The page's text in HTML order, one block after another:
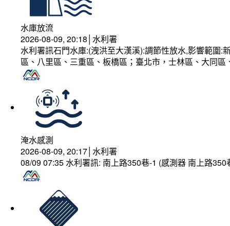
水庫放流
2026-08-09, 20:18│水利署
水利署訊石門水庫:(洩洪至大漢溪):調節性放水,影響範圍
區、八里區、三重區、板橋區；臺北市，士林區、大同
淹水感測
2026-08-09, 20:17│水利署
08/09 07:35 水利署訊: 南上路350巷-1 (感測器 南上路